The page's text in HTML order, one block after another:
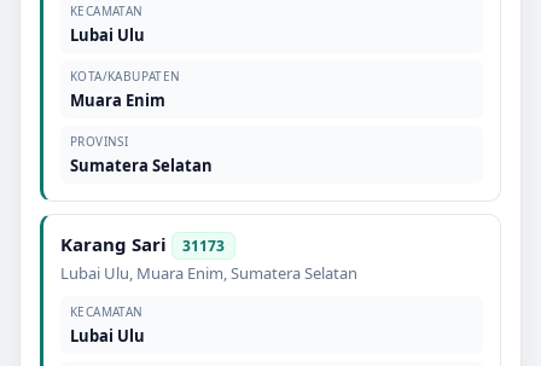
KECAMATAN
Lubai Ulu
KOTA/KABUPATEN
Muara Enim
PROVINSI
Sumatera Selatan
Karang Sari 31173
Lubai Ulu, Muara Enim,Sumatera Selatan
KECAMATAN
Lubai Ulu